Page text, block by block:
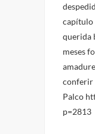
capítulo
querida
meses
conferir
Palco
p=2813